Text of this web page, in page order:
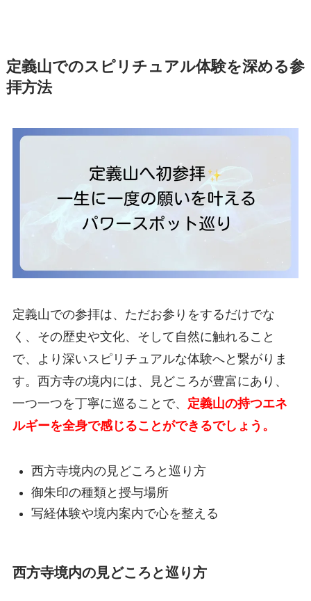
定義山でのスピリチュアル体験を深める参
拝方法
定義山での参拝は、ただお参りをするだけでな
く、その歴史や文化、そして自然に触れること
で、より深いスピリチュアルな体験へと繋がりま
す。西方寺の境内には、見どころが豊富にあり、
一つ一つを丁寧に巡ることで、 定義山の持つエネ
ルギーを全身で感じることができるでしょう。
西方寺境内の見どころと巡り方
御朱印の種類と授与場所
写経体験や境内案内で心を整える
西方寺境内の見どころと巡り方